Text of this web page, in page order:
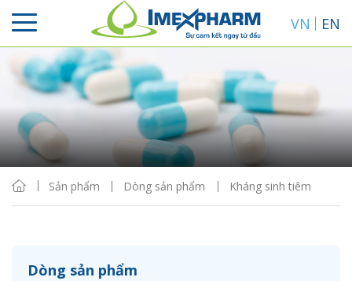
VN EN
Sản phẩm Dòng sản phẩm Kháng sinh tiêm
Dòng sản phẩm
Sắp xếp
Hiển thị